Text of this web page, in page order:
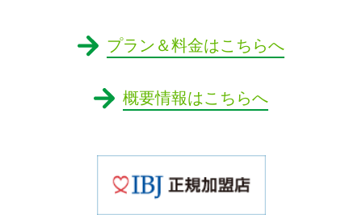
プラン＆料金はこちらへ
概要情報はこちらへ